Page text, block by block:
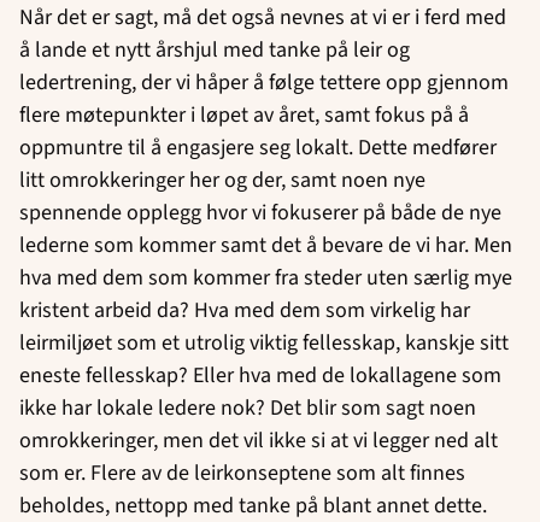
Når det er sagt, må det også nevnes at vi er i ferd med
å lande et nytt årshjul med tanke på leir og
ledertrening, der vi håper å følge tettere opp gjennom
flere møtepunkter i løpet av året, samt fokus på å
oppmuntre til å engasjere seg lokalt. Dette medfører
litt omrokkeringer her og der, samt noen nye
spennende opplegg hvor vi fokuserer på både de nye
lederne som kommer samt det å bevare de vi har. Men
hva med dem som kommer fra steder uten særlig mye
kristent arbeid da? Hva med dem som virkelig har
leirmiljøet som et utrolig viktig fellesskap, kanskje sitt
eneste fellesskap? Eller hva med de lokallagene som
ikke har lokale ledere nok? Det blir som sagt noen
omrokkeringer, men det vil ikke si at vi legger ned alt
som er. Flere av de leirkonseptene som alt finnes
beholdes, nettopp med tanke på blant annet dette.